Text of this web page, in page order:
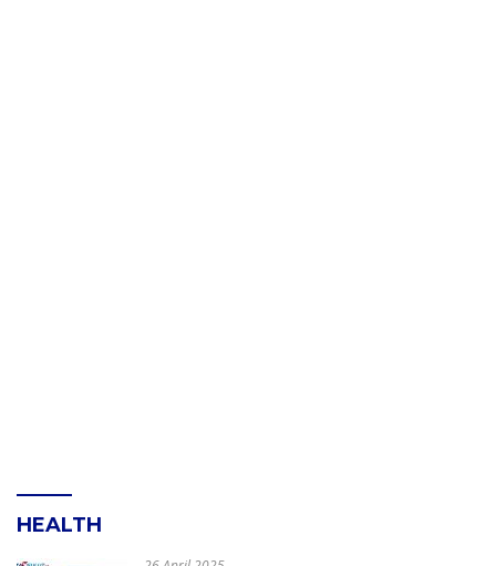
HEALTH